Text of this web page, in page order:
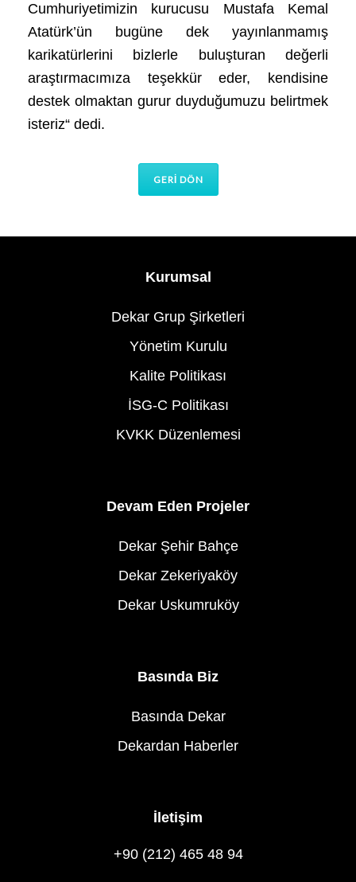
Cumhuriyetimizin kurucusu Mustafa Kemal
Atatürk’ün bugüne dek yayınlanmamış
karikatürlerini bizlerle buluşturan değerli
araştırmacımıza teşekkür eder, kendisine
destek olmaktan gurur duyduğumuzu belirtmek
isteriz“ dedi.
GERİ DÖN
Kurumsal
Dekar Grup Şirketleri
Yönetim Kurulu
Kalite Politikası
İSG-C Politikası
KVKK Düzenlemesi
Devam Eden Projeler
Dekar Şehir Bahçe
Dekar Zekeriyaköy
Dekar Uskumruköy
Basında Biz
Basında Dekar
Dekardan Haberler
İletişim
+90 (212) 465 48 94